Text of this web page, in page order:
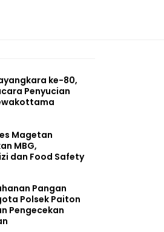
ke-80,
Penyucian
Magetan
MBG,
dan Food Safety
Pangan
Polsek Paiton
Pengecekan